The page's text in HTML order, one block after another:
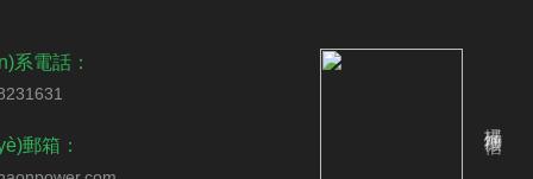
系電話：
郵箱：